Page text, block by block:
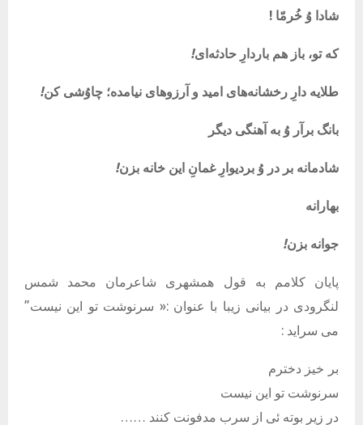
شادا وُ خُرمّا !
که تو، باز هم باردارِ حادثه‌ای!
طلایه دارِ رخشانه‌های امید و آرزوهای نیامده؛ چاوُشی کن!
بانگ برآر وُ به آهنگی دیگر
شادمانه بر در وُ بردیوارِ غمانِ این خانه بزن!
بهارانه
جوانه بزن!
پایان کلامم به قول همشهری شاعرمان محمد شمس
لنگرودی در بیانی زیبا با عنوان :« سرنوشت تو این نیست”
می سراید :
بر خیز دخترم
سرنوشت تو این نیست
در زیر بوته ئی از سرب مدفونت کنند ……